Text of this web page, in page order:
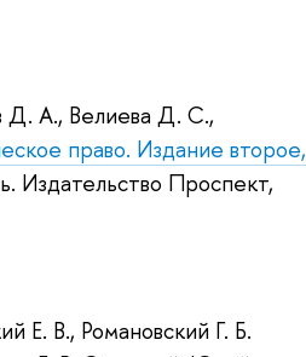
Д. А., Велиева Д. С.,
право. Издание второе,
. Издательство Проспект,
Е. В., Романовский Г. Б.